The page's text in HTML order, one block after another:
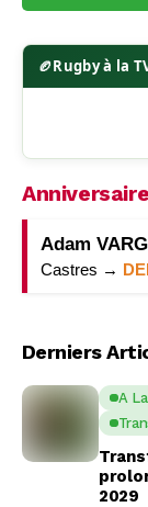
🏉Rugby à la
Adam
Castres →
Derniers
A
2029